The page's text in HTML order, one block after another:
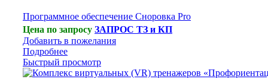
Программное обеспечение Сноровка Pro
Цена по запросуЗАПРОС ТЗ и КП
Добавить в пожелания
Подробнее
Быстрый просмотр